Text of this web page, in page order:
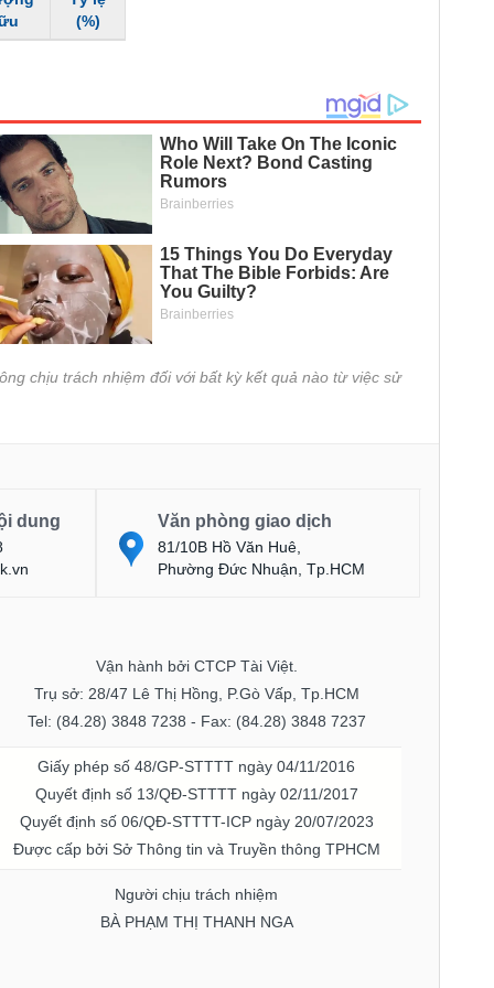
(%)
chịu trách nhiệm đối với bất kỳ kết quả nào từ việc sử
dung Văn phòng giao dịch
81/10B Hồ Văn Huê,
Phường Đức Nhuận, Tp.HCM
Vận hành bởi CTCP Tài Việt.
Trụ sở: 28/47 Lê Thị Hồng, P.Gò Vấp, Tp.HCM
Tel: (84.28) 3848 7238 - Fax: (84.28) 3848 7237
Giấy phép số 48/GP-STTTT ngày 04/11/2016
Quyết định số 13/QĐ-STTTT ngày 02/11/2017
Quyết định số 06/QĐ-STTTT-ICP ngày 20/07/2023
Được cấp bởi Sở Thông tin và Truyền thông TPHCM
Người chịu trách nhiệm
BÀ PHẠM THỊ THANH NGA